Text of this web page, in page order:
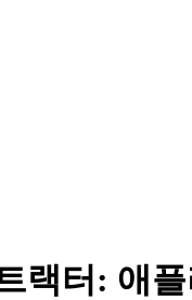
랙터: 애